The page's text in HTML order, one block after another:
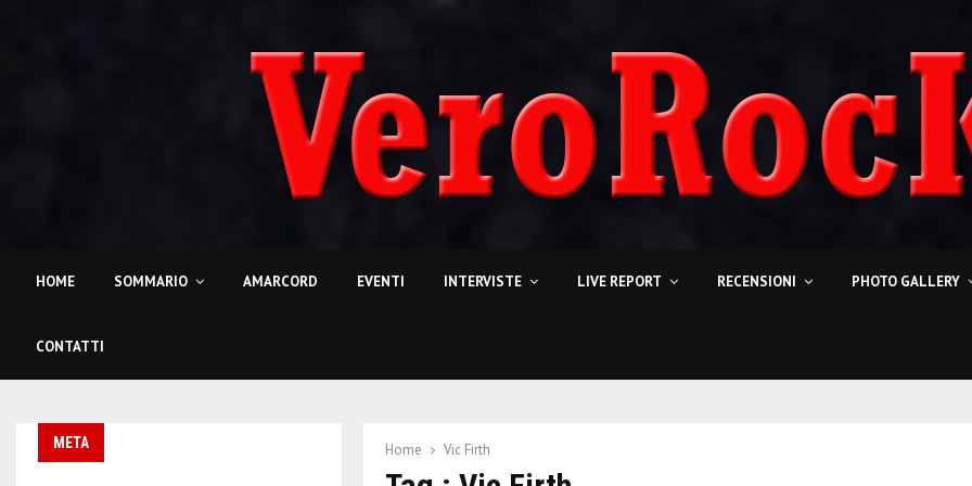
HOME SOMMARIO AMARCORD EVENTI INTERVISTE LIVE REPORT RECENSIONI PHOTO GALLERY
CONTATTI
Home Vic Firth
META